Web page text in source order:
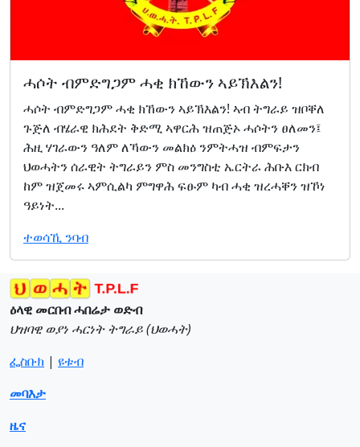
ሓሶት ብምድግጋም ሓቂ ክኸውን ኣይኽእልን!
ሓሶት ብምድግጋም ሓቂ ክኸውን ኣይኽእልን! ኣብ ትግራይ ዝቦቐለ
ጉጅለ ብሄራዊ ክሕደት ቅድሚ ኣዋርሕ ዝጠጅኦ ሓሶትን ፀለመን፤
ሕዚ ሃገራውን ዓለም ለኻውን መልክዕ ንምትሓዝ ብምፍታን
ህወሓትን ሰራዊት ትግራይን ምስ መንግስቲ ኤርትራ ሕቡእ ርክብ
ከም ዝጀመሩ ኣምሲልካ ምግዋሕ ፍፁም ካብ ሓቂ ዝረሓቐን ዝኾነ
ዓይነት...
ተወሳኺ ንባብ
ዕላዊ መርበብ ሓበሬታ ወድብ
ህዝባዊ ወያነ ሓርነት ትግራይ (ህወሓት)
ፌስቡክ | ዩቱብ
መባእታ
ዜና